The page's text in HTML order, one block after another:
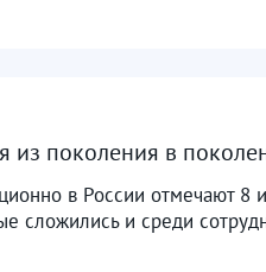
из поколения в
в России отмечают
сложились и среди